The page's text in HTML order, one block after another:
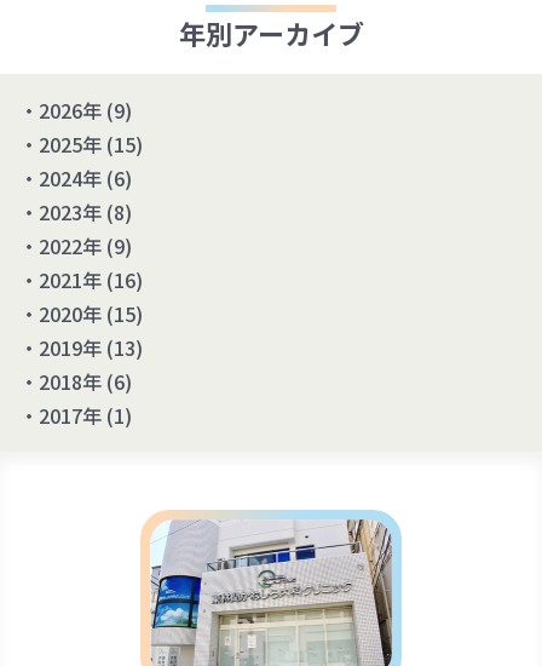
年別アーカイブ
2026年 (9)
2025年 (15)
2024年 (6)
2023年 (8)
2022年 (9)
2021年 (16)
2020年 (15)
2019年 (13)
2018年 (6)
2017年 (1)